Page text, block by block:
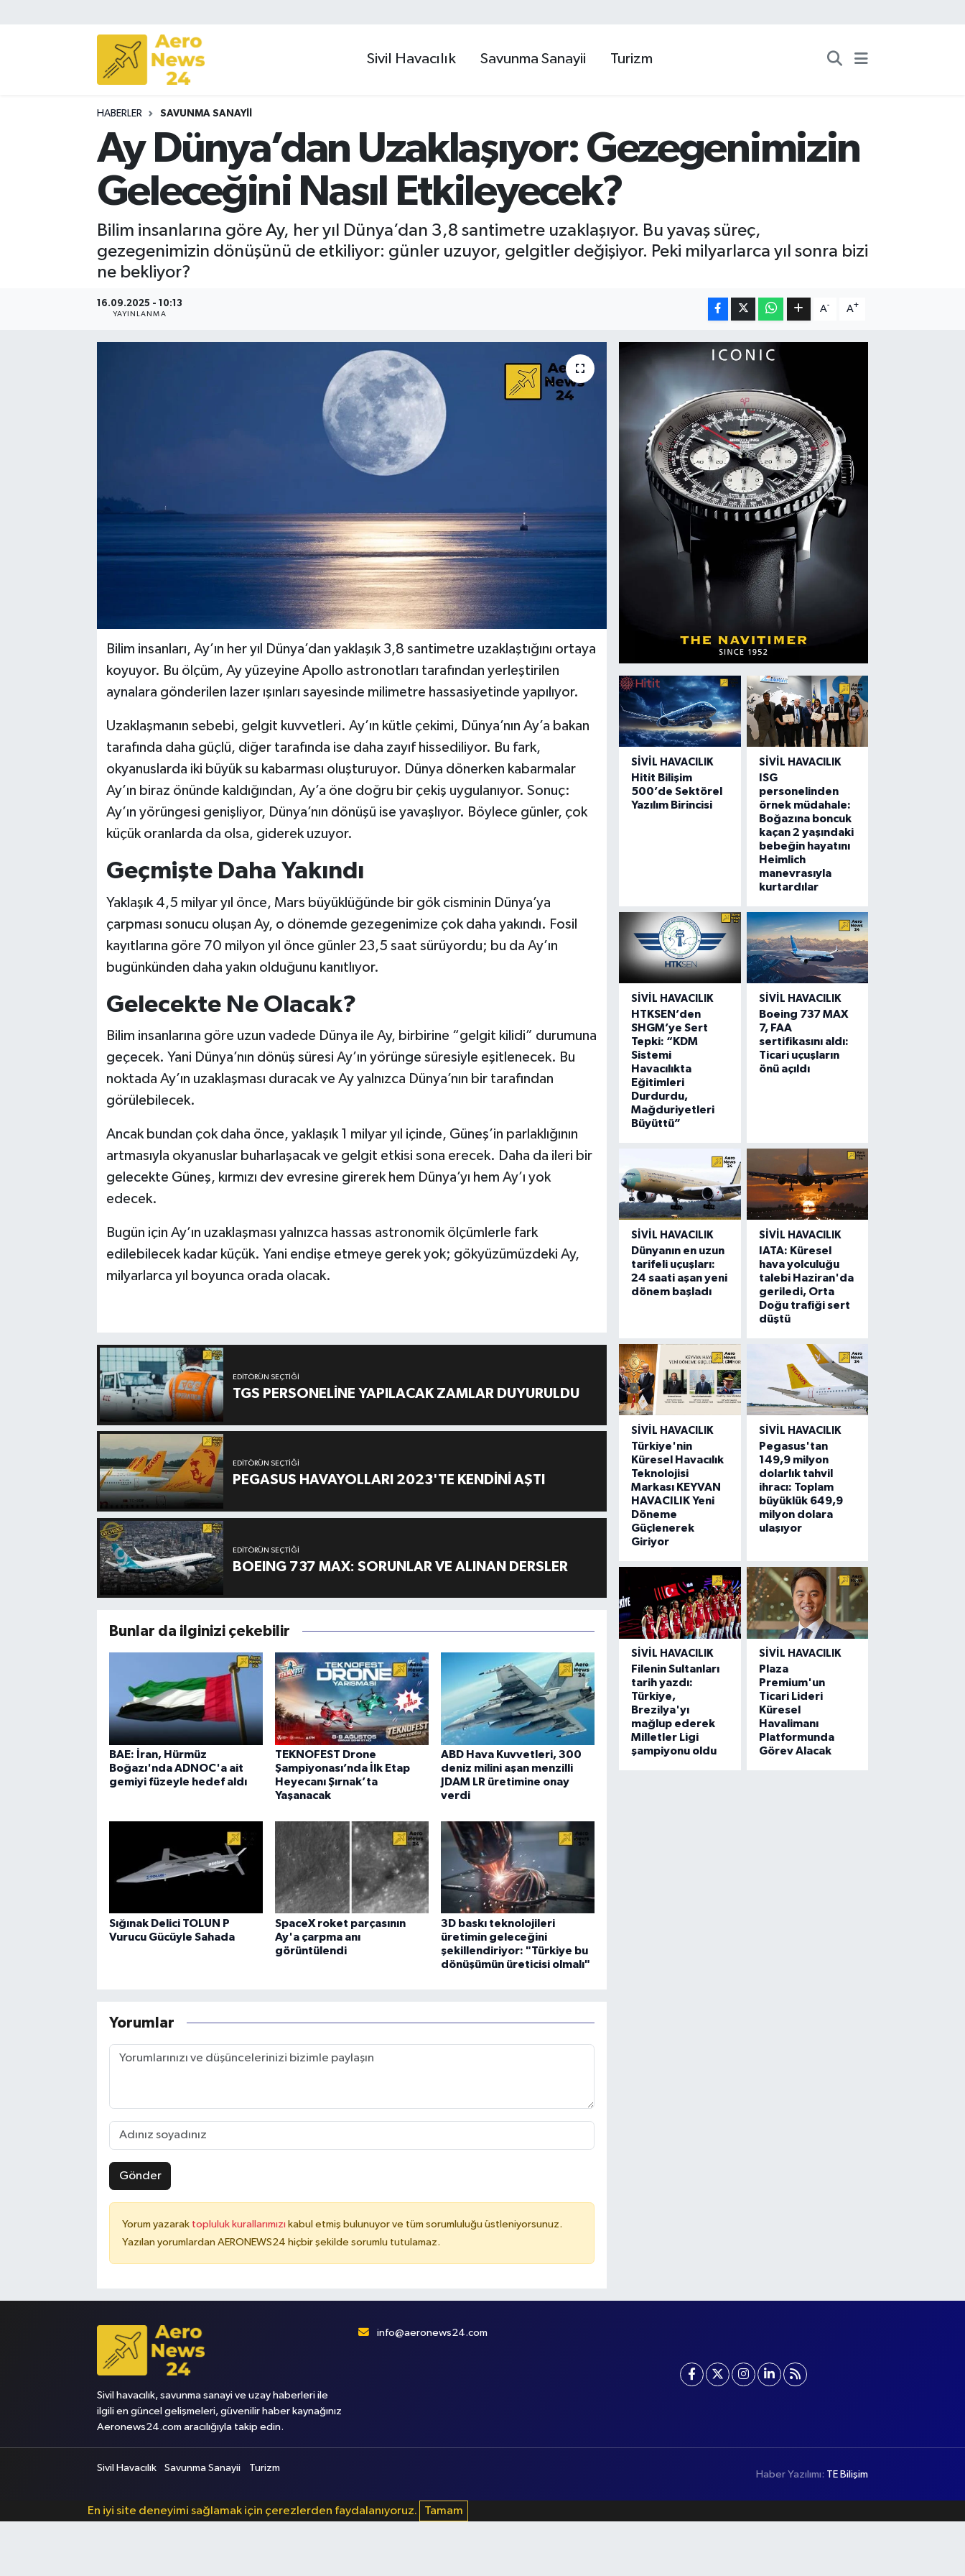
Sivil Havacılık Savunma Sanayii Turizm
HABERLER SAVUNMA SANAYII
Ay Dünya’dan Uzaklaşıyor: Gezegenimizin
Geleceğini Nasıl Etkileyecek?
Bilim insanlarına göre Ay, her yıl Dünya’dan 3,8 santimetre uzaklaşıyor. Bu yavaş süreç,
gezegenimizin dönüşünü de etkiliyor: günler uzuyor, gelgitler değişiyor. Peki milyarlarca yıl sonra bizi
ne bekliyor?
16.09.2025 - 10:13
YAYINLANMA
A- A+
Bilim insanları, Ay’ın her yıl Dünya’dan yaklaşık 3,8 santimetre uzaklaştığını ortaya
koyuyor. Bu ölçüm, Ay yüzeyine Apollo astronotları tarafından yerleştirilen
aynalara gönderilen lazer ışınları sayesinde milimetre hassasiyetinde yapılıyor.
Uzaklaşmanın sebebi, gelgit kuvvetleri. Ay’ın kütle çekimi, Dünya’nın Ay’a bakan
tarafında daha güçlü, diğer tarafında ise daha zayıf hissediliyor. Bu fark,
okyanuslarda iki büyük su kabarması oluşturuyor. Dünya dönerken kabarmalar
Ay’ın biraz önünde kaldığından, Ay’a öne doğru bir çekiş uygulanıyor. Sonuç:
Ay’ın yörüngesi genişliyor, Dünya’nın dönüşü ise yavaşlıyor. Böylece günler, çok
küçük oranlarda da olsa, giderek uzuyor.
Geçmişte Daha Yakındı
Yaklaşık 4,5 milyar yıl önce, Mars büyüklüğünde bir gök cisminin Dünya’ya
çarpması sonucu oluşan Ay, o dönemde gezegenimize çok daha yakındı. Fosil
kayıtlarına göre 70 milyon yıl önce günler 23,5 saat sürüyordu; bu da Ay’ın
bugünkünden daha yakın olduğunu kanıtlıyor.
Gelecekte Ne Olacak?
Bilim insanlarına göre uzun vadede Dünya ile Ay, birbirine “gelgit kilidi” durumuna
geçecek. Yani Dünya’nın dönüş süresi Ay’ın yörünge süresiyle eşitlenecek. Bu
noktada Ay’ın uzaklaşması duracak ve Ay yalnızca Dünya’nın bir tarafından
görülebilecek.
Ancak bundan çok daha önce, yaklaşık 1 milyar yıl içinde, Güneş’in parlaklığının
artmasıyla okyanuslar buharlaşacak ve gelgit etkisi sona erecek. Daha da ileri bir
gelecekte Güneş, kırmızı dev evresine girerek hem Dünya’yı hem Ay’ı yok
edecek.
Bugün için Ay’ın uzaklaşması yalnızca hassas astronomik ölçümlerle fark
edilebilecek kadar küçük. Yani endişe etmeye gerek yok; gökyüzümüzdeki Ay,
milyarlarca yıl boyunca orada olacak.
EDITÖRÜN SEÇTIĞI
TGS PERSONELİNE YAPILACAK ZAMLAR DUYURULDU
EDITÖRÜN SEÇTIĞI
PEGASUS HAVAYOLLARI 2023'TE KENDİNİ AŞTI
EDITÖRÜN SEÇTIĞI
BOEING 737 MAX: SORUNLAR VE ALINAN DERSLER
Bunlar da ilginizi çekebilir
BAE: İran, Hürmüz
Boğazı'nda ADNOC'a ait
gemiyi füzeyle hedef aldı
TEKNOFEST Drone
Şampiyonası’nda İlk Etap
Heyecanı Şırnak’ta
Yaşanacak
ABD Hava Kuvvetleri, 300
deniz milini aşan menzilli
JDAM LR üretimine onay
verdi
Sığınak Delici TOLUN P
Vurucu Gücüyle Sahada
SpaceX roket parçasının
Ay'a çarpma anı
görüntülendi
3D baskı teknolojileri
üretimin geleceğini
şekillendiriyor: "Türkiye bu
dönüşümün üreticisi olmalı"
Yorumlar
Gönder
Yorum yazarak topluluk kurallarımızı kabul etmiş bulunuyor ve tüm sorumluluğu üstleniyorsunuz.
Yazılan yorumlardan AERONEWS24 hiçbir şekilde sorumlu tutulamaz.
SIVIL HAVACILIK
Hitit Bilişim
500’de Sektörel
Yazılım Birincisi
SIVIL HAVACILIK
ISG
personelinden
örnek müdahale:
Boğazına boncuk
kaçan 2 yaşındaki
bebeğin hayatını
Heimlich
manevrasıyla
kurtardılar
SIVIL HAVACILIK
HTKSEN’den
SHGM’ye Sert
Tepki: “KDM
Sistemi
Havacılıkta
Eğitimleri
Durdurdu,
Mağduriyetleri
Büyüttü”
SIVIL HAVACILIK
Boeing 737 MAX
7, FAA
sertifikasını aldı:
Ticari uçuşların
önü açıldı
SIVIL HAVACILIK
Dünyanın en uzun
tarifeli uçuşları:
24 saati aşan yeni
dönem başladı
SIVIL HAVACILIK
IATA: Küresel
hava yolculuğu
talebi Haziran'da
geriledi, Orta
Doğu trafiği sert
düştü
SIVIL HAVACILIK
Türkiye'nin
Küresel Havacılık
Teknolojisi
Markası KEYVAN
HAVACILIK Yeni
Döneme
Güçlenerek
Giriyor
SIVIL HAVACILIK
Pegasus'tan
149,9 milyon
dolarlık tahvil
ihracı: Toplam
büyüklük 649,9
milyon dolara
ulaşıyor
SIVIL HAVACILIK
Filenin Sultanları
tarih yazdı:
Türkiye,
Brezilya'yı
mağlup ederek
Milletler Ligi
şampiyonu oldu
SIVIL HAVACILIK
Plaza
Premium'un
Ticari Lideri
Küresel
Havalimanı
Platformunda
Görev Alacak
Sivil havacılık, savunma sanayi ve uzay haberleri ile
ilgili en güncel gelişmeleri, güvenilir haber kaynağınız
Aeronews24.com aracılığıyla takip edin.
info@aeronews24.com
Sivil Havacılık Savunma Sanayii Turizm
Haber Yazılımı: TE Bilişim
En iyi site deneyimi sağlamak için çerezlerden faydalanıyoruz. Tamam
Sivil Havacılık